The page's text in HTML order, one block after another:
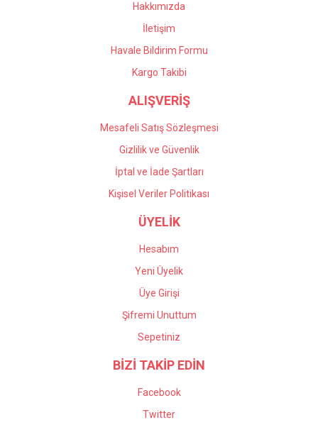
Hakkımızda
İletişim
Havale Bildirim Formu
Kargo Takibi
ALIŞVERİŞ
Mesafeli Satış Sözleşmesi
Gizlilik ve Güvenlik
İptal ve İade Şartları
Kişisel Veriler Politikası
ÜYELİK
Hesabım
Yeni Üyelik
Üye Girişi
Şifremi Unuttum
Sepetiniz
BİZİ TAKİP EDİN
Facebook
Twitter